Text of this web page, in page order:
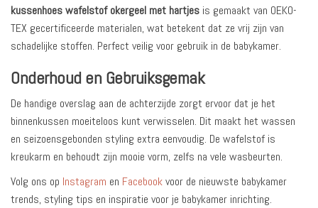
kussenhoes wafelstof okergeel met hartjes is gemaakt van OEKO-
TEX gecertificeerde materialen, wat betekent dat ze vrij zijn van
schadelijke stoffen. Perfect veilig voor gebruik in de babykamer.
Onderhoud en Gebruiksgemak
De handige overslag aan de achterzijde zorgt ervoor dat je het
binnenkussen moeiteloos kunt verwisselen. Dit maakt het wassen
en seizoensgebonden styling extra eenvoudig. De wafelstof is
kreukarm en behoudt zijn mooie vorm, zelfs na vele wasbeurten.
Volg ons op Instagram en Facebookvoor de nieuwste babykamer
trends, styling tips en inspiratie voor je babykamer inrichting.